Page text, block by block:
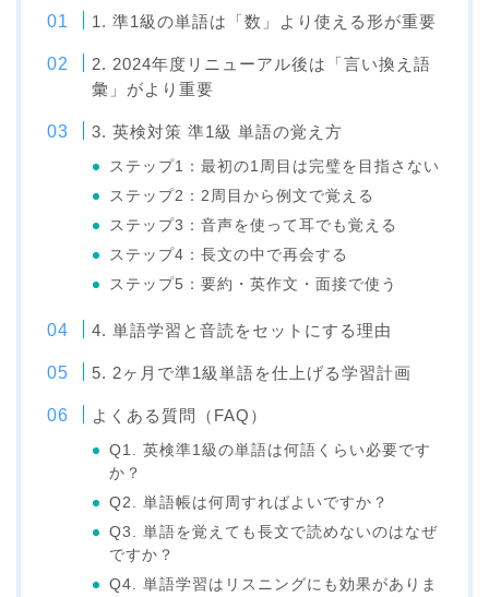
1. 準1級の単語は「数」より使える形が重要
2. 2024年度リニューアル後は「言い換え語
彙」がより重要
3. 英検対策 準1級 単語の覚え方
ステップ1：最初の1周目は完璧を目指さない
ステップ2：2周目から例文で覚える
ステップ3：音声を使って耳でも覚える
ステップ4：長文の中で再会する
ステップ5：要約・英作文・面接で使う
4. 単語学習と音読をセットにする理由
5. 2ヶ月で準1級単語を仕上げる学習計画
よくある質問（FAQ）
Q1. 英検準1級の単語は何語くらい必要です
か？
Q2. 単語帳は何周すればよいですか？
Q3. 単語を覚えても長文で読めないのはなぜ
ですか？
Q4. 単語学習はリスニングにも効果がありま